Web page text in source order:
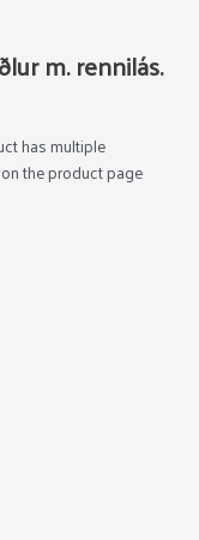
m. rennilás.
has multiple
the product page